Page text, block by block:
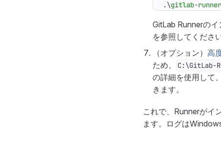
.\gitlab-runner
GitLab Runnerのイ
を参照してください
（オプション） 高
ため、
C:\GitLab-
の詳細を使用して
きます。
これで、Runnerがイ
ます。ログは